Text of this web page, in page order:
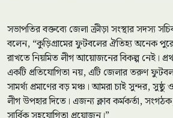
সভাপতির বক্তব্যে জেলা ক্রীড়া সংস্থার সদস্য
বলেন, “কুড়িগ্রামের ফুটবলের ঐতিহ্য অনেক
রাখতে নিয়মিত লীগ আয়োজনের বিকল্প নেই।
একটি প্রতিযোগিতা নয়, এটি জেলার তরুণ
সামর্থ্য প্রমাণের বড় মঞ্চ। আমরা চাই সুন্দর, সুষ্ঠু ও
লীগ উপহার দিতে। এজন্য ক্লাব কর্মকর্তা,